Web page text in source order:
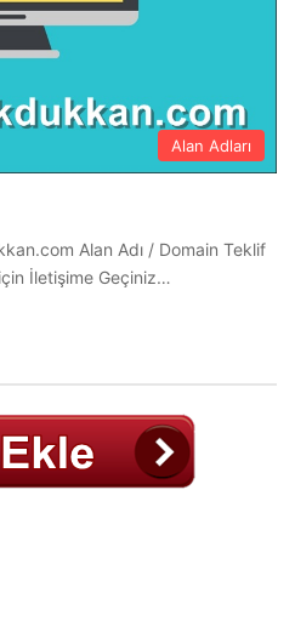
Alan Adları
Alan Adı / Domain Teklif
İletişime Geçiniz…